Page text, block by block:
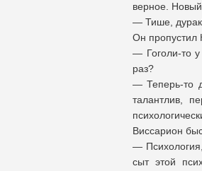
верное.
— Тише,
Он пропустил
— Гоголи-то у
раз?
— Теперь-то
талантлив,
Виссарион
—
сыт этой